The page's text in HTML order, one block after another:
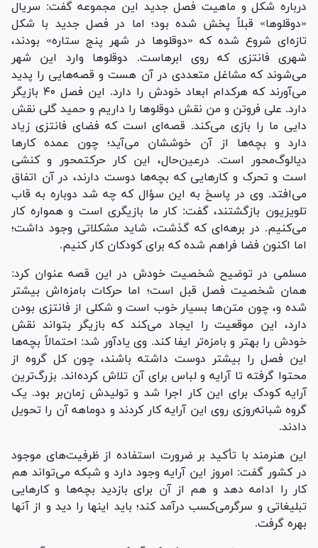
درباره شکل و ماهیت فصل جدید این مجموعه گفت: سریال
«دوقلوها» قبلاً پخش شده بود؛ اما در فصل جدید با شکل
تازه‌ای شروع شده که «دوقلو‌ها در شهر پنج ستاره» بودند،
شهری فانتزی که روی ابرهاست. دوقلو‌ها وارد این شهر
می‌شوند که مشاغل متعددی در آن هست و قصه‌هایی را پدید
می‌آورند که هرکدام ابعاد خودش را دارد. این فصل ۴۰ بازیگر
دارد. علی فروتن و من نقش دوقلو‌ها را داریم و حمید گلی نقش
دایی ما را بازی می‌کند. قصه‌ای است که فضای فانتزی زیاد
دارد و بچه‌ها از آن خوششان می‌آید؛ چون عمده کار‌ها
دیالوگ‌محور است. درعین‌حال، این کار حرکت‎محور و کنشی
است و تحرک و کار‌هایی که بچه‌ها دوست دارند، در آن اتفاق
می‌افتد. وی در پاسخ به این سؤال که چه شد دوباره به قاب
تلویزیون بازگشتند، گفت: کار ما بازیگری است و همواره کار
می‌کنیم. در برهه‌ای که گذشت، شاید مشکلاتی وجود داشت؛
اما اکنون فضا فراهم شده که برای کودکان کار کنیم.
مسلمی در توضیح شخصیت خودش در این قصه عنوان کرد:
همان شخصیت فصل قبل است؛ اما حرکات بامزه‌اش بیشتر
شده و، چون متن‌ها بسیار خوب است و شکلی از فانتزی بودن
دارد، این موقعیت را ایجاد می‌کند که بازیگر بتواند نقش
خودش را بهتر و بامزه‌تر ایفا کند. وی یادآور شد: احتمالاً بچه‌ها
این فصل را بیشتر دوست داشته باشند، چون کل گروه از
محتوا گرفته تا آرایه و لباس برای آن تلاش کرده‌اند. بزرگ‌ترین
آرایه کودک برای این کار اجرا شد و تولیدش زمان‌بر بود. یک
گروه شبانه‌روزی روی این آرایه کار کردند و دوماهه آن را تحویل
دادند.
این هنرمند با تأکید بر ضرورت استفاده از ظرفیت‌های موجود
در کشور گفت: امروز این آرایه وجود دارد و شبکه می‌تواند هم
کار را ادامه دهد و هم از آن برای بازدید بچه‌ها و کار‌هایی
تبلیغاتی و سرگرمی‌کسب درآمد کند؛ باید اینها را دید و از آنها
بهره گرفت.